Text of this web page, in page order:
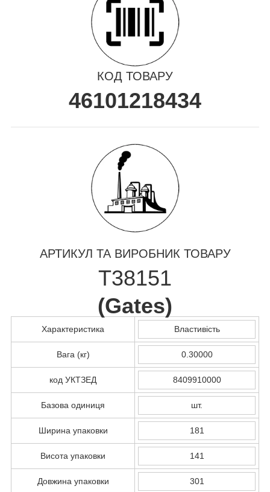
КОД ТОВАРУ
46101218434
АРТИКУЛ ТА ВИРОБНИК ТОВАРУ
T38151
(Gates)
Характеристика Властивість
Вага (кг) 0.30000
код УКТЗЕД 8409910000
Базова одиниця шт.
Ширина упаковки 181
Висота упаковки 141
Довжина упаковки 301